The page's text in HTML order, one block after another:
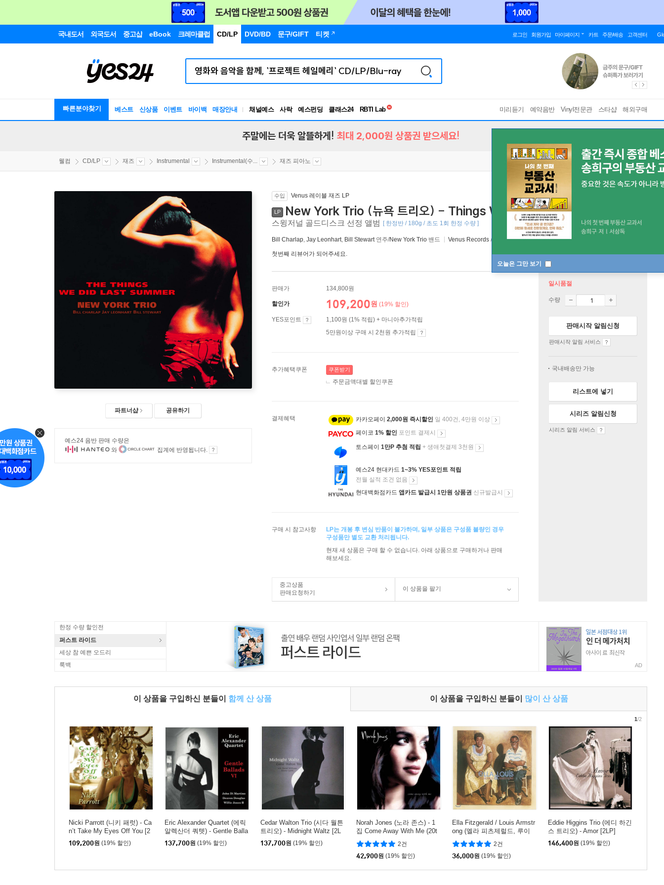
국내도서 외국도서 중고샵 eBook 크레마클럽 CD/LP DVD/BD 문구/GIFT 티켓 로그인 회원가입 마이페이지 카트 주문/배송 고객센터
빠른분야찾기 베스트 신상품 이벤트 바이백 매장안내 채널예스 사락 예스펀딩 클래스24
독서유형검사
미리듣기 예약음반 Vinyl전문관 스타샵 해외구매
오늘은 그만 보기
주말에는 더욱 알뜰하게! 최대 2,000원 상품권 받으세요!
웰컴 CD/LP 재즈 Instrumental Instrumental(수... 재즈 피아노
파트너샵 공유하기
예스24 음반 판매 수량은
와
집계에 반영됩니다.
수입 Venus 레이블 재즈 LP
LP New York Trio (뉴욕 트리오) - Things We Did Last Summer [2LP]
스윙저널 골드디스크 선정 앨범 [ 한정반 / 180g / 초도 1회 한정 수량 ]
Bill Charlap, Jay Leonhart, Bill Stewart연주/New York Trio 밴드 Venus Records / Venus Records 2025년 06월 25일
첫번째 리뷰어가 되어주세요.
판매가 134,800원
할인가 109,200원 (19% 할인)
YES포인트
1,100원 (1% 적립) + 마니아추가적립
5만원이상 구매 시 2천원 추가적립
추가혜택쿠폰 쿠폰받기
주문금액대별 할인쿠폰
결제혜택 카카오페이 2,000원 즉시할인 일 400건, 4만원 이상
페이코 1% 할인 포인트 결제시
토스페이 1만P 추첨 적립 + 생애첫결제 3천원
예스24 현대카드 1~3% YES포인트 적립
전월 실적 조건 없음
현대백화점카드 앱카드 발급시 1만원 상품권 신규발급시
구매 시 참고사항
LP는 개봉 후 변심 반품이 불가하며, 일부 상품은 구성품 불량인 경우
구성품만 별도 교환 처리됩니다.
현재 새 상품은 구매 할 수 없습니다. 아래 상품으로 구매하거나 판매
해보세요.
중고상품
판매요청하기
이 상품을 팔기
일시품절
수량
판매시작 알림신청
판매시작 알림 서비스
국내배송만 가능
리스트에 넣기
시리즈 알림신청
시리즈 알림 서비스
한정 수량 할인전
퍼스트 라이드
세상 참 예쁜 오드리
룩백
AD
이 상품을 구입하신 분들이 함께 산 상품 이 상품을 구입하신 분들이 많이 산 상품
Nicki Parrott (니키 패럿) - Ca
n’t Take My Eyes Off You [2
LP]
109,200원 (19% 할인)
Eric Alexander Quartet (에릭
알렉산더 쿼텟) - Gentle Balla
ds Ⅵ [2LP]
137,700원 (19% 할인)
Cedar Walton Trio (시다 월튼
트리오) - Midnight Waltz [2L
P]
137,700원 (19% 할인)
Norah Jones (노라 존스) - 1
집 Come Away With Me (20t
h Anniversary)[LP]
2건
42,900원 (19% 할인)
Ella Fitzgerald / Louis Armstr
ong (엘라 피츠제럴드, 루이
암스트롱) - Ella And Louis [L
P]
2건
36,000원 (19% 할인)
Eddie Higgins Trio (에디 하긴
스 트리오) - Amor [2LP]
146,400원 (19% 할인)
1/2